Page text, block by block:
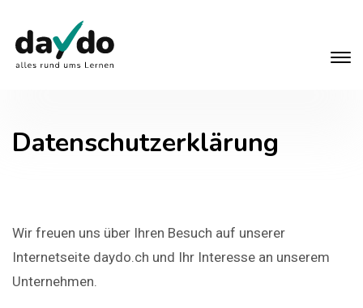
Datenschutzerklärung
Wir freuen uns über Ihren Besuch auf unserer
Internetseite daydo.ch und Ihr Interesse an unserem
Unternehmen.